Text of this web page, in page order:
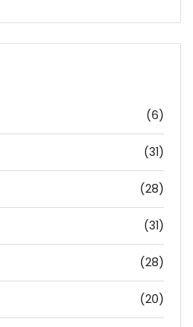
(6)
(31)
(28)
(31)
(28)
(20)